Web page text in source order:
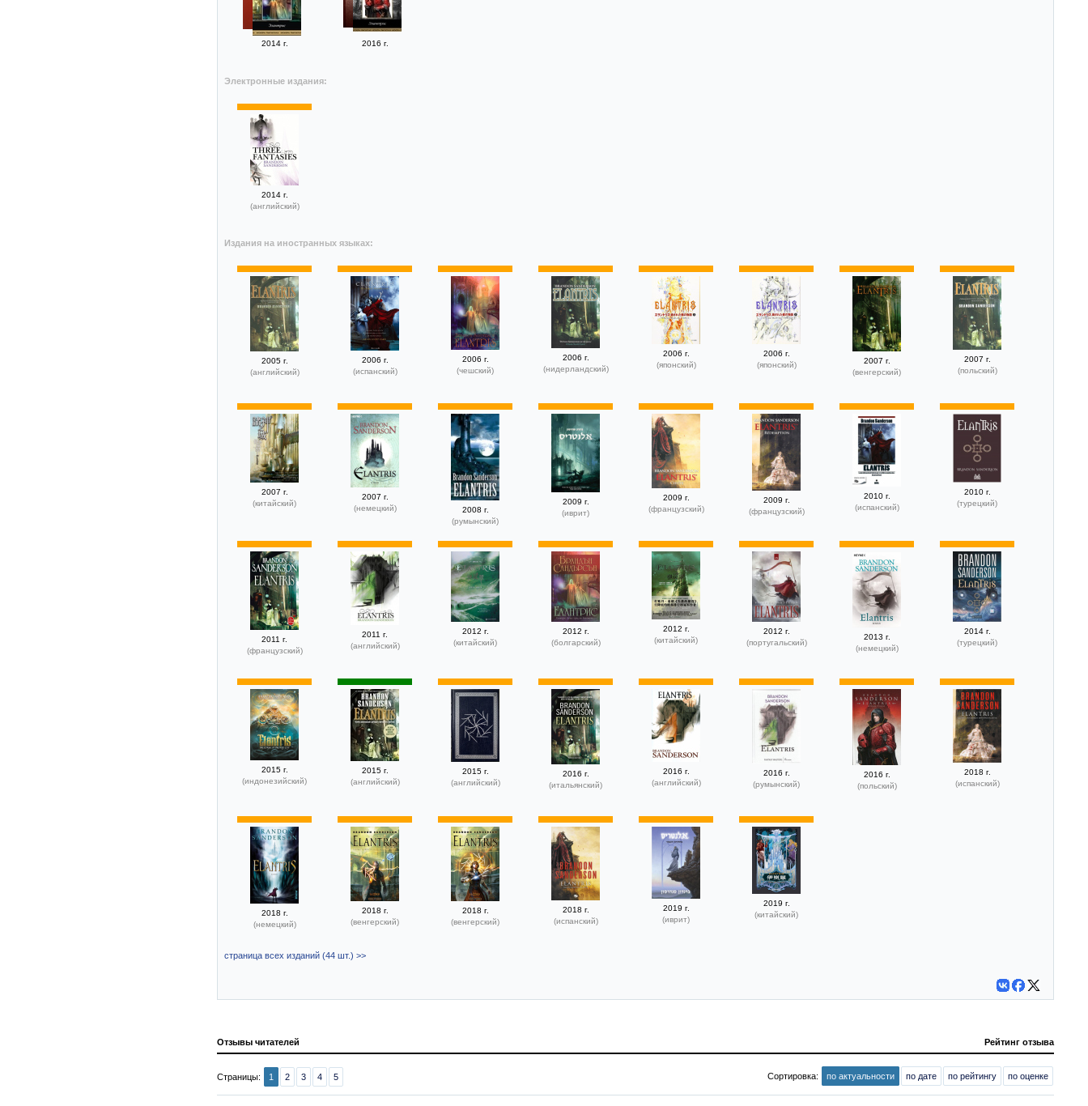
2014 г. 2016 г.
Электронные издания:
2014 г.
(английский)
Издания на иностранных языках:
2005 г.
(английский)
2006 г.
(испанский)
2006 г.
(чешский)
2006 г.
(нидерландский)
2006 г.
(японский)
2006 г.
(японский)
2007 г.
(венгерский)
2007 г.
(польский)
2007 г.
(китайский)
2007 г.
(немецкий)
2008 г.
(румынский)
2009 г.
(иврит)
2009 г.
(французский)
2009 г.
(французский)
2010 г.
(испанский)
2010 г.
(турецкий)
2011 г.
(французский)
2011 г.
(английский)
2012 г.
(китайский)
2012 г.
(болгарский)
2012 г.
(китайский)
2012 г.
(португальский)
2013 г.
(немецкий)
2014 г.
(турецкий)
2015 г.
(индонезийский)
2015 г.
(английский)
2015 г.
(английский)
2016 г.
(итальянский)
2016 г.
(английский)
2016 г.
(румынский)
2016 г.
(польский)
2018 г.
(испанский)
2018 г.
(немецкий)
2018 г.
(венгерский)
2018 г.
(венгерский)
2018 г.
(испанский)
2019 г.
(иврит)
2019 г.
(китайский)
страница всех изданий (44 шт.) >>
Отзывы читателей Рейтинг отзыва
Страницы: 1 2 3 4 5 Сортировка: по актуальности по дате по рейтингу по оценке